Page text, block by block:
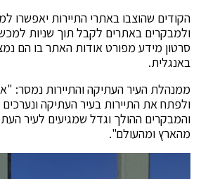
הקודים שהוצבו באתרי התיירות יאפשרו
ולמבקרים באתרים לקבל תוך שניות
סרטון מידע מפורט אודות האתר בו הם
באנגלית.
ממנהלת העיר העתיקה והתיירות נמסר:
ולפתח את התיירות בעיר העתיקה
והמבקרים ההולך וגדל שמגיעים לעיר
מהארץ ומהעולם".